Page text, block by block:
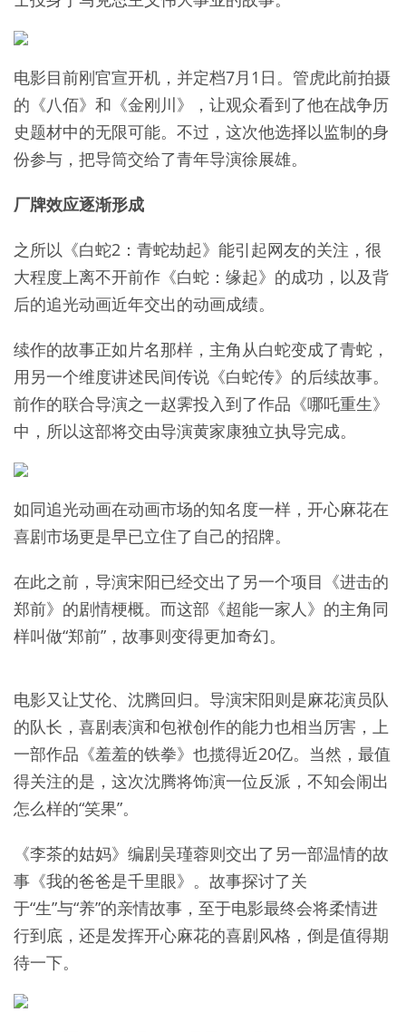
电影目前刚官宣开机，并定档7月1日。管虎此前拍摄
的《八佰》和《金刚川》，让观众看到了他在战争历
史题材中的无限可能。不过，这次他选择以监制的身
份参与，把导筒交给了青年导演徐展雄。
厂牌效应逐渐形成
之所以《白蛇2：青蛇劫起》能引起网友的关注，很
大程度上离不开前作《白蛇：缘起》的成功，以及背
后的追光动画近年交出的动画成绩。
续作的故事正如片名那样，主角从白蛇变成了青蛇，
用另一个维度讲述民间传说《白蛇传》的后续故事。
前作的联合导演之一赵霁投入到了作品《哪吒重生》
中，所以这部将交由导演黄家康独立执导完成。
如同追光动画在动画市场的知名度一样，开心麻花在
喜剧市场更是早已立住了自己的招牌。
在此之前，导演宋阳已经交出了另一个项目《进击的
郑前》的剧情梗概。而这部《超能一家人》的主角同
样叫做“郑前”，故事则变得更加奇幻。
电影又让艾伦、沈腾回归。导演宋阳则是麻花演员队
的队长，喜剧表演和包袱创作的能力也相当厉害，上
一部作品《羞羞的铁拳》也揽得近20亿。当然，最值
得关注的是，这次沈腾将饰演一位反派，不知会闹出
怎么样的“笑果”。
《李茶的姑妈》编剧吴瑾蓉则交出了另一部温情的故
事《我的爸爸是千里眼》。故事探讨了关
于“生”与“养”的亲情故事，至于电影最终会将柔情进
行到底，还是发挥开心麻花的喜剧风格，倒是值得期
待一下。